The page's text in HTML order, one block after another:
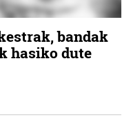
bandak
hasiko dute